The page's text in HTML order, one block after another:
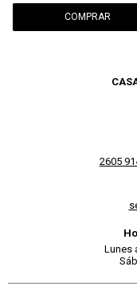
2605
Lunes